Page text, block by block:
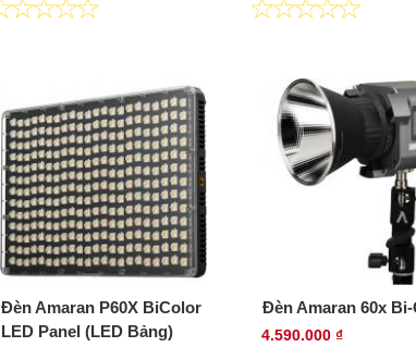
Đèn Amaran P60X BiColor
LED Panel (LED Bảng)
Đèn Amaran 60x
4.590.000 ₫